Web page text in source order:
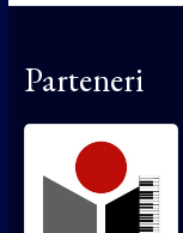
Parteneri